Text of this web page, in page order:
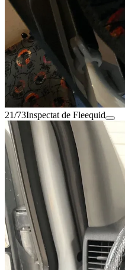
21/73Inspectat de Fleequid